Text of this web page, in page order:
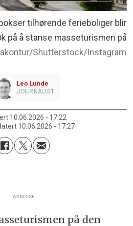
tilhørende ferieboliger blir
på å stanse masseturismen på
Shutterstock/Instagram
Leo Lunde
JOURNALIST
10.06.2026 - 17:22
10.06.2026 - 17:27
ANNONSE
på den